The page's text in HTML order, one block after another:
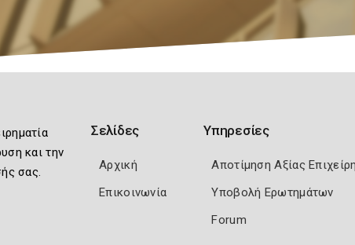
και την
σας.
Σελίδες
Αρχική
Επικοινωνία
Υπηρεσίες
Αποτίμηση Αξίας
Υποβολή Ερωτημάτων
Forum